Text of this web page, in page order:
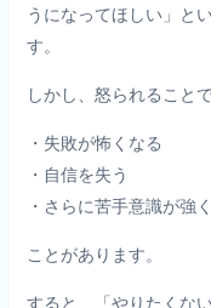
うになってほしい」と
す。
しかし、怒られること
・失敗が怖くなる
・自信を失う
・さらに苦手意識が強
ことがあります。